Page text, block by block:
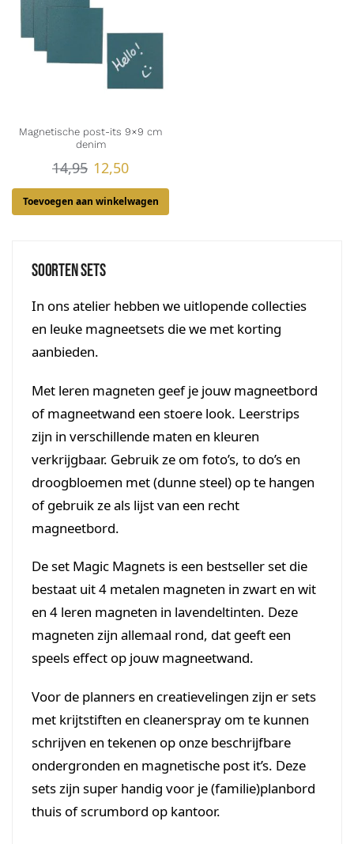
Magnetische post-its 9×9 cm
denim
14,95 12,50
Toevoegen aan winkelwagen
Soorten sets
In ons atelier hebben we uitlopende collecties
en leuke magneetsets die we met korting
aanbieden.
Met leren magneten geef je jouw magneetbord
of magneetwand een stoere look. Leerstrips
zijn in verschillende maten en kleuren
verkrijgbaar. Gebruik ze om foto’s, to do’s en
droogbloemen met (dunne steel) op te hangen
of gebruik ze als lijst van een recht
magneetbord.
De set Magic Magnets is een bestseller set die
bestaat uit 4 metalen magneten in zwart en wit
en 4 leren magneten in lavendeltinten. Deze
magneten zijn allemaal rond, dat geeft een
speels effect op jouw magneetwand.
Voor de planners en creatievelingen zijn er sets
met krijtstiften en cleanerspray om te kunnen
schrijven en tekenen op onze beschrijfbare
ondergronden en magnetische post it’s. Deze
sets zijn super handig voor je (familie)planbord
thuis of scrumbord op kantoor.